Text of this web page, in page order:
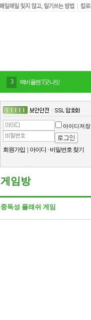
4 감말랭이
아이디저장
회원가입 아이디 · 비밀번호 찾기
게임방
중독성 플래쉬 게임